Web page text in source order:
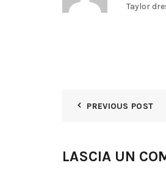
Taylor
PREVIOUS POST
LASCIA UN